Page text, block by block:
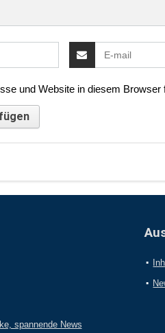
und Website in diesem
spannende News